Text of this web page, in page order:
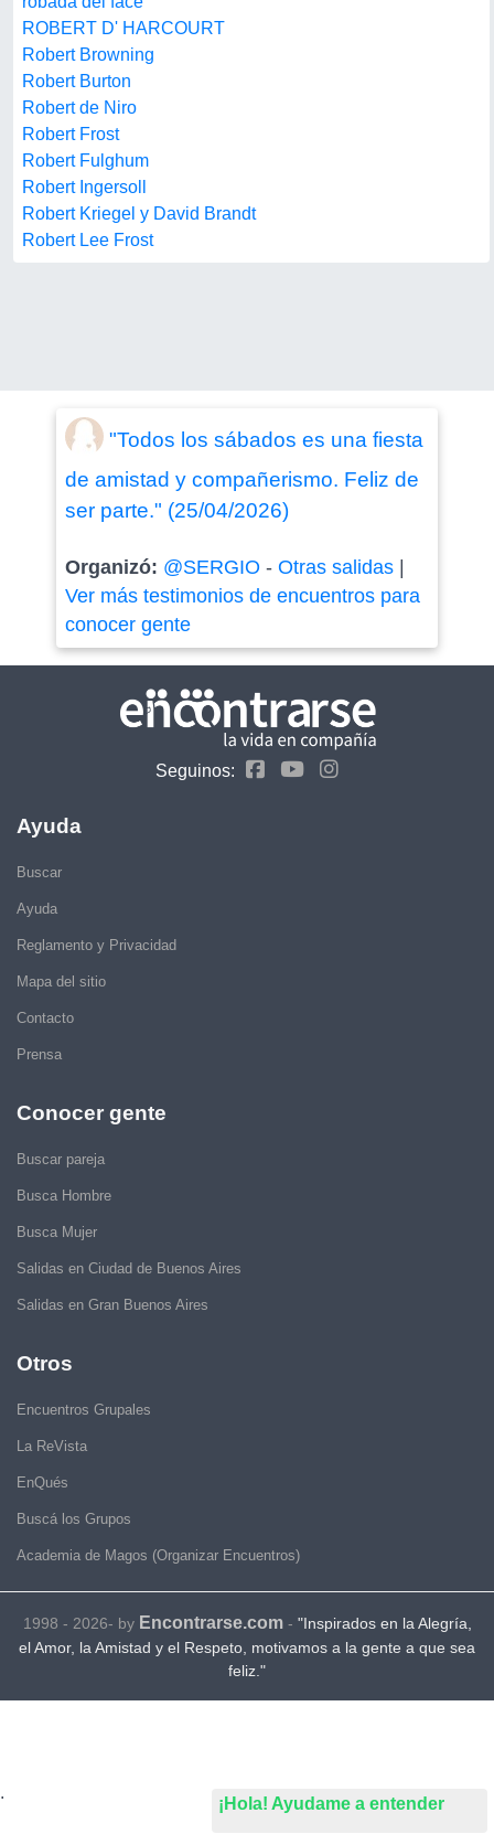
¡Hola! Ayudame a entender
ROBERT D' HARCOURT
Robert Browning
Robert Burton
Robert de Niro
Robert Frost
Robert Fulghum
Robert Ingersoll
Robert Kriegel y David Brandt
Robert Lee Frost
"Todos los sábados es una fiesta
de amistad y compañerismo. Feliz de
ser parte." (25/04/2026)
Organizó: @SERGIO - Otras salidas|
Ver más testimonios de encuentros para
conocer gente
Seguinos:
Ayuda
Buscar
Ayuda
Reglamento y Privacidad
Mapa del sitio
Contacto
Prensa
Conocer gente
Buscar pareja
Busca Hombre
Busca Mujer
Salidas en Ciudad de Buenos Aires
Salidas en Gran Buenos Aires
Otros
Encuentros Grupales
La ReVista
EnQués
Buscá los Grupos
Academia de Magos (Organizar Encuentros)
1998 - 2026- by Encontrarse.com- "Inspirados en la Alegría,
el Amor, la Amistad y el Respeto, motivamos a la gente a que sea
feliz."
.